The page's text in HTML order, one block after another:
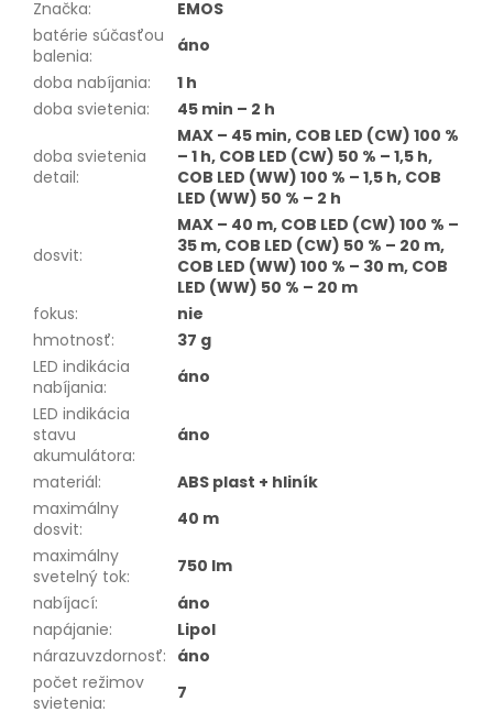
Značka:
EMOS
batérie súčasťou
balenia:
áno
doba nabíjania:
1 h
doba svietenia: 45 min – 2 h
doba svietenia
detail:
MAX – 45 min, COB LED (CW) 100 %
– 1 h, COB LED (CW) 50 % – 1,5 h,
COB LED (WW) 100 % – 1,5 h, COB
LED (WW) 50 % – 2 h
dosvit:
MAX – 40 m, COB LED (CW) 100 % –
35 m, COB LED (CW) 50 % – 20 m,
COB LED (WW) 100 % – 30 m, COB
LED (WW) 50 % – 20 m
fokus:
nie
hmotnosť:
37 g
LED indikácia
nabíjania:
áno
LED indikácia
stavu
akumulátora:
áno
materiál:
ABS plast + hliník
maximálny
dosvit:
40 m
maximálny
svetelný tok:
750 lm
nabíjací:
áno
napájanie:
Lipol
nárazuvzdornosť: áno
počet režimov
svietenia:
7